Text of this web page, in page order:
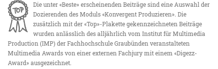
Die unter «Beste» erscheinenden Beiträge sind eine Auswahl der
Dozierenden des Moduls «Konvergent Produzieren». Die
zusätzlich mit der «Top»-Plakette gekennzeichneten Beiträge
wurden anlässlich des alljährlich vom Institut für Multimedia
Production (IMP) der Fachhochschule Graubünden veranstalteten
Multimedia Awards von einer externen Fachjury mit einem «Digezz-
Award» ausgezeichnet.